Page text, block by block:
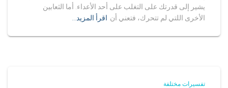
يشير إلى قدرتك على التغلب على أحد الأعداء. أما الثعابين
الأخرى اللتي لم تتحرك، فتعني أن اقرأ المزيد…
تفسيرات مختلفة